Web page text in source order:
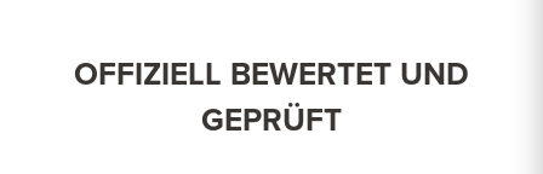
OFFIZIELL BEWERTET UND
GEPRÜFT